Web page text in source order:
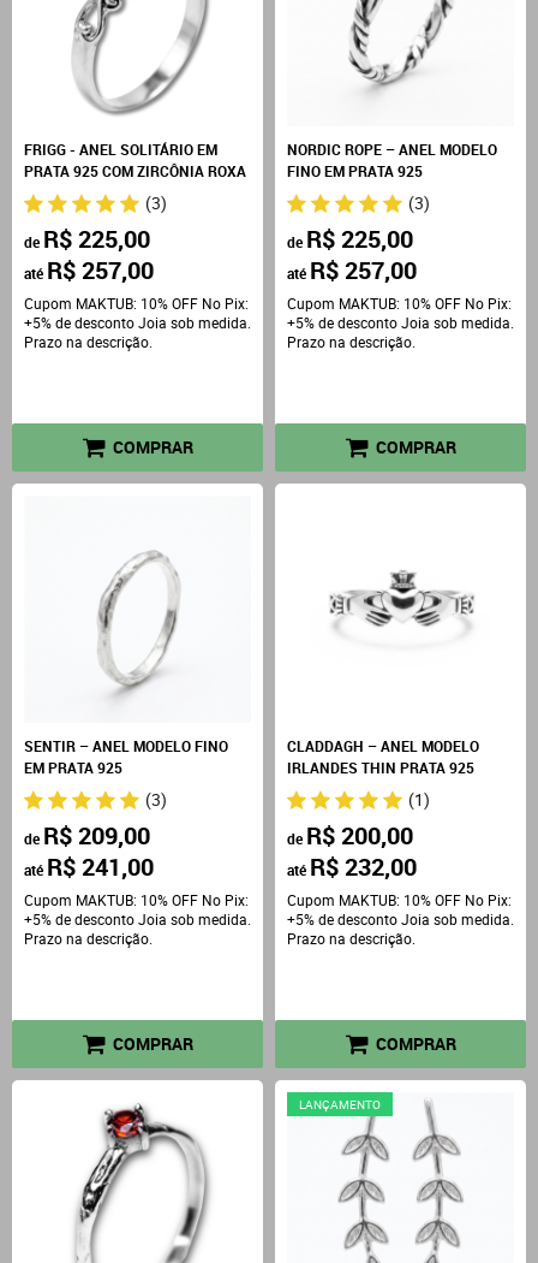
FRIGG - ANEL SOLITÁRIO EM
PRATA 925 COM ZIRCÔNIA ROXA
(3)
de R$ 225,00
até R$ 257,00
Cupom MAKTUB: 10% OFF No Pix:
+5% de desconto Joia sob medida.
Prazo na descrição.
COMPRAR
NORDIC ROPE – ANEL MODELO
FINO EM PRATA 925
(3)
de R$ 225,00
até R$ 257,00
Cupom MAKTUB: 10% OFF No Pix:
+5% de desconto Joia sob medida.
Prazo na descrição.
COMPRAR
SENTIR – ANEL MODELO FINO
EM PRATA 925
(3)
de R$ 209,00
até R$ 241,00
Cupom MAKTUB: 10% OFF No Pix:
+5% de desconto Joia sob medida.
Prazo na descrição.
COMPRAR
CLADDAGH – ANEL MODELO
IRLANDES THIN PRATA 925
(1)
de R$ 200,00
até R$ 232,00
Cupom MAKTUB: 10% OFF No Pix:
+5% de desconto Joia sob medida.
Prazo na descrição.
COMPRAR
LANÇAMENTO